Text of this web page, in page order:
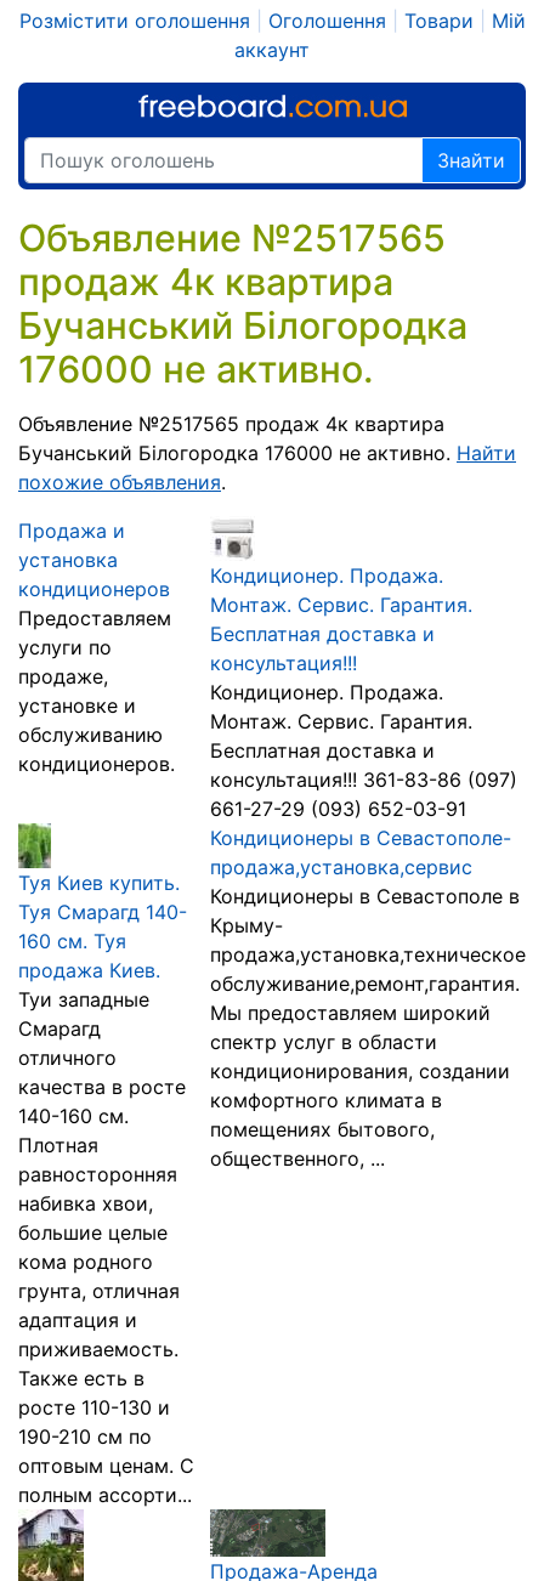
Розмістити оголошення Оголошення Товари
Мій
аккаунт
Знайти
Объявление №2517565
продаж 4к квартира
Бучанський Білогородка
176000 не активно.
Объявление №2517565 продаж 4к квартира
Бучанський Білогородка 176000 не активно. Найти
похожие объявления.
Продажа и
установка
кондиционеров
Предоставляем
услуги по
продаже,
установке и
обслуживанию
кондиционеров.
Кондиционер. Продажа.
Монтаж. Сервис. Гарантия.
Бесплатная доставка и
консультация!!!
Кондиционер. Продажа.
Монтаж. Сервис. Гарантия.
Бесплатная доставка и
консультация!!! 361-83-86 (097)
661-27-29 (093) 652-03-91
Туя Киев купить.
Туя Смарагд 140-
160 см. Туя
продажа Киев.
Туи западные
Смарагд
отличного
качества в росте
140-160 см.
Плотная
равносторонняя
набивка хвои,
большие целые
кома родного
грунта, отличная
адаптация и
приживаемость.
Также есть в
росте 110-130 и
190-210 см по
оптовым ценам. С
полным ассорти...
Кондиционеры в Севастополе-
продажа,установка,сервис
Кондиционеры в Севастополе в
Крыму-
продажа,установка,техническое
обслуживание,ремонт,гарантия.
Мы предоставляем широкий
спектр услуг в области
кондиционирования, создании
комфортного климата в
помещениях бытового,
общественного, ...
Продажа-Аренда